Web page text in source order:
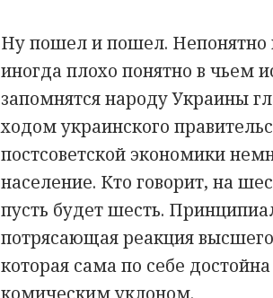
Ну пошел и пошел. Непонятно
иногда плохо понятно в чьем
запомнятся народу Украины
ходом украинского
постсоветской экономики
население. Кто говорит, на
пусть будет шесть.
потрясающая реакция
которая сама по себе